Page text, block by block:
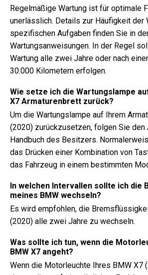
Regelmäßige Wartung ist für optimale
unerlässlich. Details zur Häufigkeit der
spezifischen Aufgaben finden Sie in
Wartungsanweisungen. In der Regel
Wartung alle zwei Jahre oder nach
30.000 Kilometern erfolgen.
Wie setze ich die Wartungslampe
X7 Armaturenbrett zurück?
Um die Wartungslampe auf Ihrem
(2020) zurückzusetzen, folgen Sie den
Handbuch des Besitzers.
das Drücken einer Kombination von
das Fahrzeug in einem bestimmten
In welchen Intervallen sollte ich die
meines BMW wechseln?
Es wird empfohlen, die
(2020) alle zwei Jahre zu wechseln.
Was sollte ich tun, wenn die
BMW X7 angeht?
Wenn die Motorleuchte Ihres BMW X7